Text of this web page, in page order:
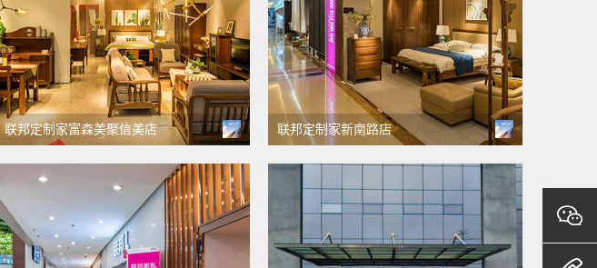
联邦定制家富森美聚信美店 联邦定制家新南路店